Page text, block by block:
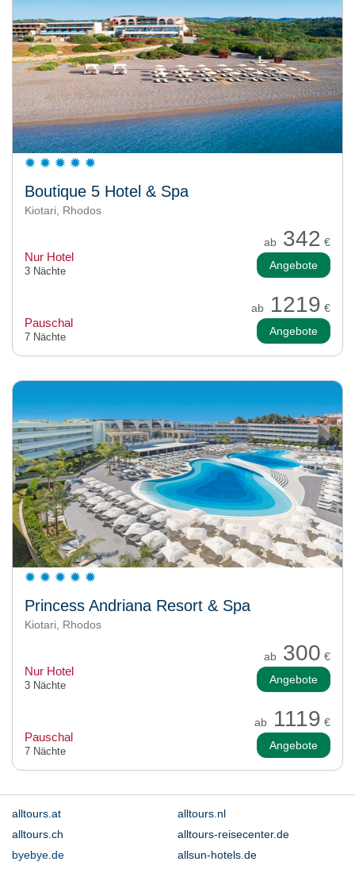
Boutique 5 Hotel & Spa
Kiotari, Rhodos
ab 342 €
Nur Hotel
3 Nächte Angebote
ab 1219 €
Pauschal
7 Nächte Angebote
Princess Andriana Resort & Spa
Kiotari, Rhodos
ab 300 €
Nur Hotel
3 Nächte Angebote
ab 1119 €
Pauschal
7 Nächte Angebote
alltours.at
alltours.nl
alltours.ch
alltours-reisecenter.de
byebye.de
allsun-hotels.de